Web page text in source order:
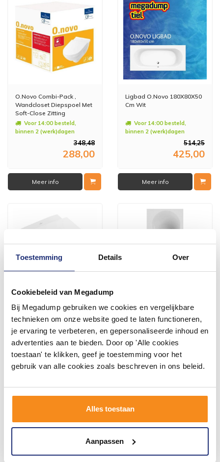
Toestemming Details Over
Cookiebeleid van Megadump
Bij Megadump gebruiken we cookies en vergelijkbare
technieken om onze website goed te laten functioneren,
je ervaring te verbeteren, en gepersonaliseerde inhoud en
advertenties aan te bieden. Door op 'Alle cookies
toestaan' te klikken, geef je toestemming voor het
gebruik van alle cookies zoals beschreven in ons beleid.
Alles toestaan
Aanpassen
O.Novo Combi-Pack ,
Wandcloset Diepspoel Met
Soft-Close Zitting
Voor 14:00 besteld,
binnen 2 (werk)dagen
348,48
288,00
Meer info
Ligbad O.Novo 180X80X50
Cm Wit
Voor 14:00 besteld,
binnen 2 (werk)dagen
514,25
425,00
Meer info
Wandcloset Subway 2.0
Direct flush Compact
Vóór 14:00 besteld,
volgende werkdag in huis
423,50
350,00
Meer info
Ligbad Villeroy & Boch
Oberon Duobad Quarel
Overloopcombinatie Wit
Alpin
2 tot 4 weken
1.075,69
889,00
Meer info
1 2 3